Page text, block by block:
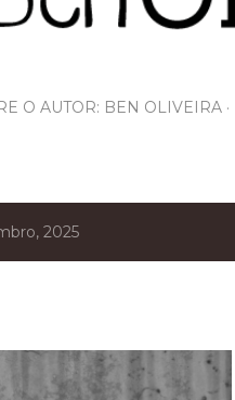
O AUTOR: BEN OLIVEIRA
2025